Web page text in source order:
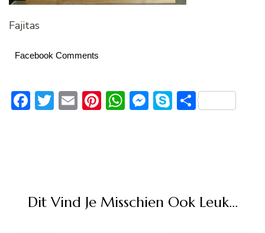
Fajitas
Facebook Comments
Facebook
Twitter
EmailPinterest
WhatsApp
Messenger
Skype
Delen
Dit Vind Je Misschien Ook Leuk...